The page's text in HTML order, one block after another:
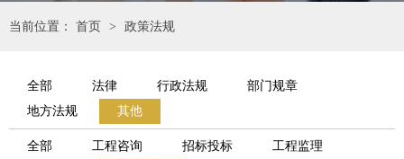
当前位置： 首页 > 政策法规
全部 法律 行政法规
部门规章
地方法规
其他
全部 工程咨询 招标投标
工程监理